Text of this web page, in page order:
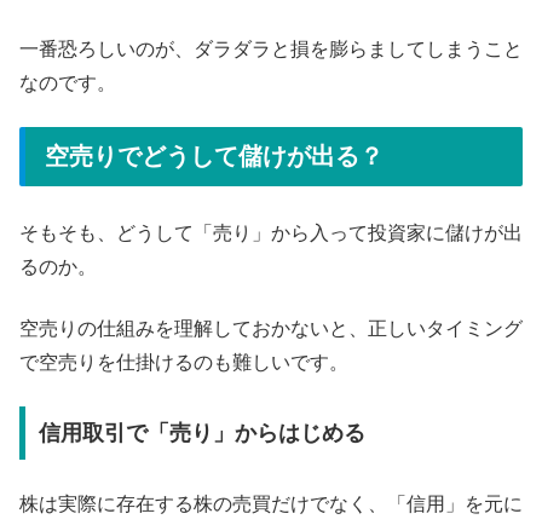
一番恐ろしいのが、ダラダラと損を膨らましてしまうこと
なのです。
空売りでどうして儲けが出る？
そもそも、どうして「売り」から入って投資家に儲けが出
るのか。
空売りの仕組みを理解しておかないと、正しいタイミング
で空売りを仕掛けるのも難しいです。
信用取引で「売り」からはじめる
株は実際に存在する株の売買だけでなく、「信用」を元に